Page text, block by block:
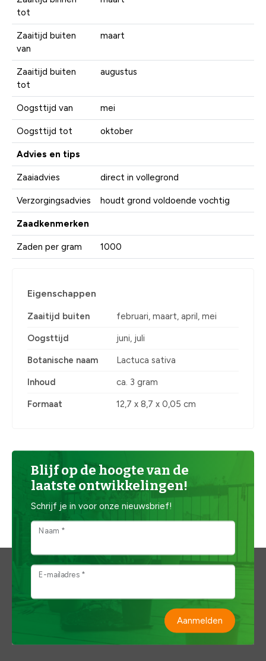
tot
Zaaitijd buiten
van
maart
Zaaitijd buiten
tot
augustus
Oogsttijd van mei
Oogsttijd tot oktober
Advies en tips
Zaaiadvies direct in vollegrond
Verzorgingsadvies houdt grond voldoende vochtig
Zaadkenmerken
Zaden per gram 1000
Eigenschappen
Zaaitijd buiten februari, maart, april, mei
Oogsttijd juni, juli
Botanische naam Lactuca sativa
Inhoud ca. 3 gram
Formaat 12,7 x 8,7 x 0,05 cm
Blijf op de hoogte van de
laatste ontwikkelingen!
Schrijf je in voor onze nieuwsbrief!
Naam *
E-mailadres *
Aanmelden